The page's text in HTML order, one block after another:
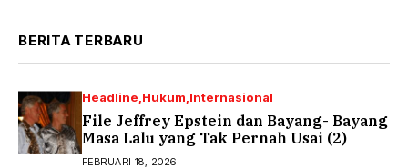
BERITA TERBARU
Headline Hukum Internasional
File Jeffrey Epstein dan Bayang- Bayang
Masa Lalu yang Tak Pernah Usai (2)
FEBRUARI 18, 2026